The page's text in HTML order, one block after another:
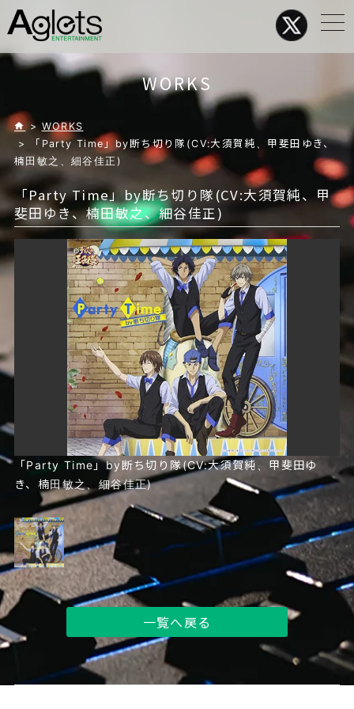
メ
ニ
WORKS
> WORKS
> 「Party Time」by断ち切り隊(CV:大須賀純、甲斐田ゆき、
楠田敏之、細谷佳正)
「Party Time」by断ち切り隊(CV:大須賀純、甲
斐田ゆき、楠田敏之、細谷佳正)
「Party Time」by断ち切り隊(CV:大須賀純、甲斐田ゆ
き、楠田敏之、細谷佳正)
一覧へ戻る